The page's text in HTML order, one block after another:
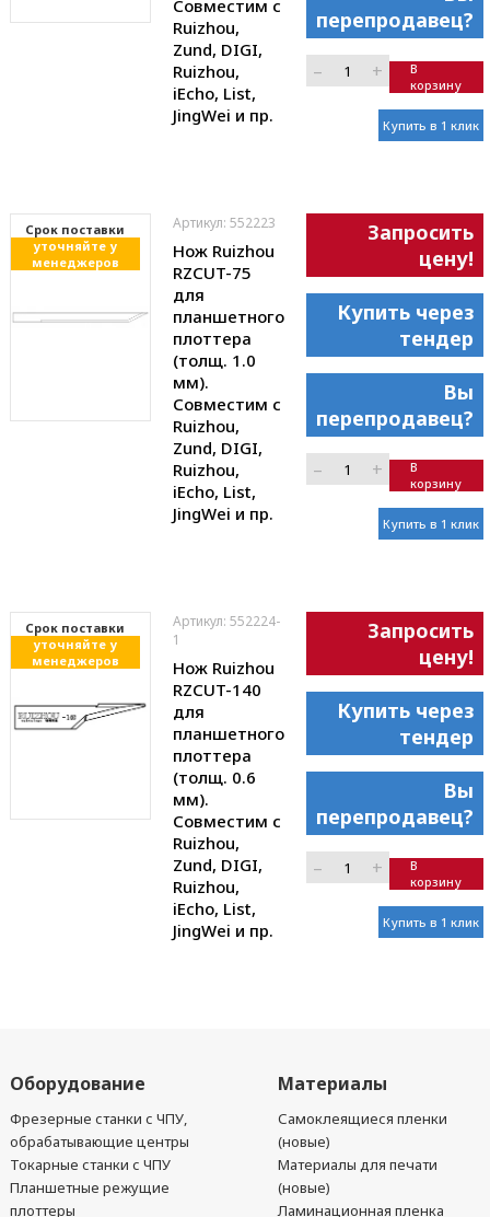
Совместим с
Ruizhou,
Zund, DIGI,
Ruizhou,
iEcho, List,
JingWei и пр.
перепродавец?
– +
В
корзину
Купить в 1 клик
Cрок поставки
уточняйте у
менеджеров
Артикул: 552223
Нож Ruizhou
RZCUT-75
для
планшетного
плоттера
(толщ. 1.0
мм).
Совместим с
Ruizhou,
Zund, DIGI,
Ruizhou,
iEcho, List,
JingWei и пр.
Запросить
цену!
Купить через
тендер
Вы
перепродавец?
– +
В
корзину
Купить в 1 клик
Cрок поставки
уточняйте у
менеджеров
Артикул: 552224-
1
Нож Ruizhou
RZCUT-140
для
планшетного
плоттера
(толщ. 0.6
мм).
Совместим с
Ruizhou,
Zund, DIGI,
Ruizhou,
iEcho, List,
JingWei и пр.
Запросить
цену!
Купить через
тендер
Вы
перепродавец?
– +
В
корзину
Купить в 1 клик
Оборудование
Фрезерные станки с ЧПУ,
обрабатывающие центры
Токарные станки с ЧПУ
Планшетные режущие
плоттеры
Материалы
Самоклеящиеся пленки
(новые)
Материалы для печати
(новые)
Ламинационная пленка